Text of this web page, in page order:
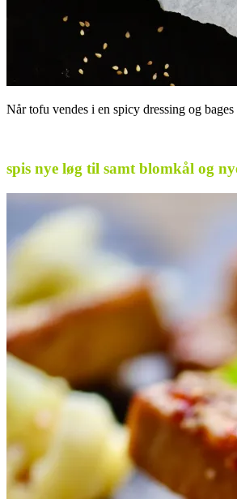
Når tofu vendes i en spicy dressing og
spis nye løg til samt blomkål og